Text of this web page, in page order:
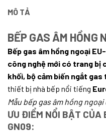
MÔ TẢ
BẾP GAS ÂM HỒNG
Bếp gas âm hồng ngoại
công nghệ mới có trang bị
khối, bộ cảm biến ngắt gas
thiết bị nhà bếp nổi tiếng
Mẫu bếp gas âm hồng
ƯU ĐIỂM NỔI BẬT CỦA
GN09: